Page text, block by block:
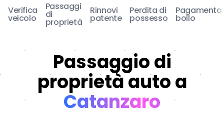
Verifica
veicolo
Passaggi
di
proprietà
Rinnovi
patente
Perdita di
possesso
Pagamento
bollo
Passaggio di
proprietà auto a
Catanzaro